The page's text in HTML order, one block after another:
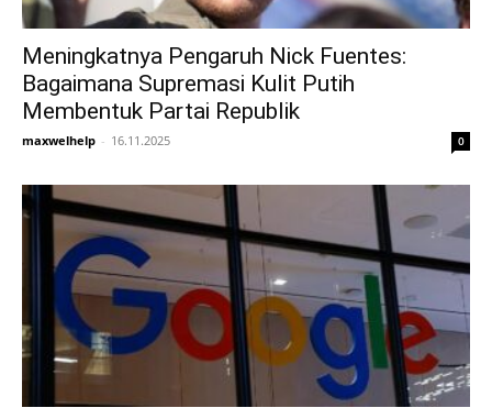
Meningkatnya Pengaruh Nick Fuentes:
Bagaimana Supremasi Kulit Putih
Membentuk Partai Republik
maxwelhelp - 16.11.2025 0